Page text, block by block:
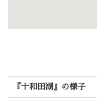
『十和田湖』の様子